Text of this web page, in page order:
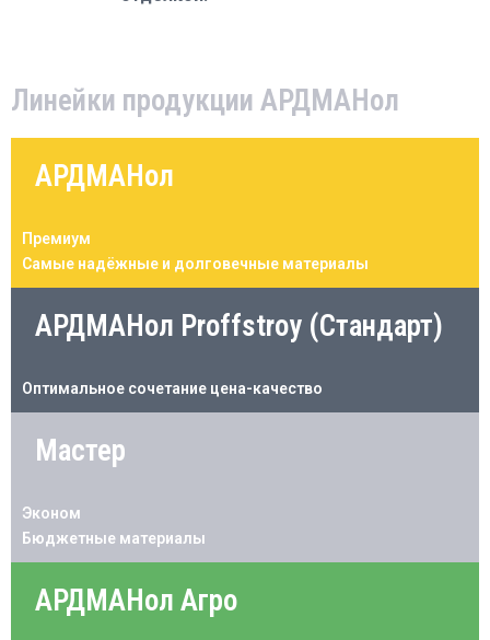
Линейки продукции АРДМАНол
АРДМАНол
Премиум
Самые надёжные и долговечные материалы
АРДМАНол Proffstroy (Стандарт)
Оптимальное сочетание цена-качество
Мастер
Эконом
Бюджетные материалы
АРДМАНол Агро